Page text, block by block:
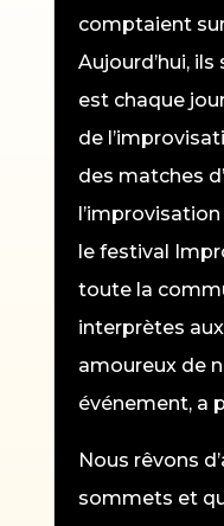
comptaient
Aujourd’hui,
est chaque
de
des matches
le festival
toute la
interprètes
amoureux de
événement, a
Nous rêvons
sommets et